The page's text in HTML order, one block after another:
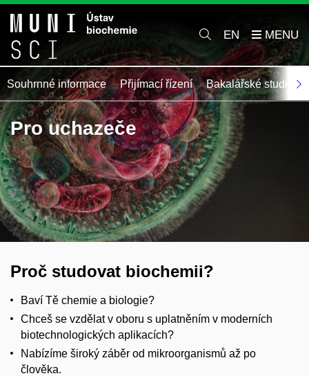
EN
Souhrnné informace Přijímací řízení Bakalářské studium
Pro uchazeče
Proč studovat biochemii?
Baví Tě chemie a biologie?
Chceš se vzdělat v oboru s uplatněním v moderních
biotechnologických aplikacích?
Nabízíme široký záběr od mikroorganismů až po
člověka.